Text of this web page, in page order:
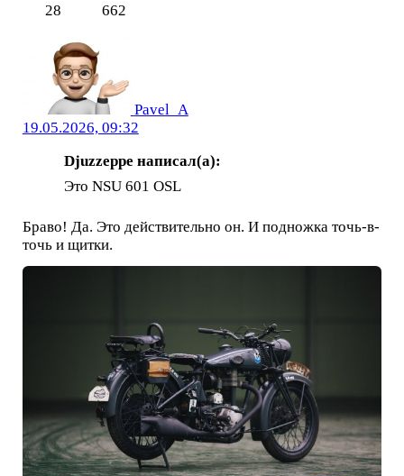
28
662
Pavel_A
19.05.2026, 09:32
Djuzzeppe написал(а):
Это NSU 601 OSL
Браво! Да. Это действительно он. И подножка точь-в-
точь и щитки.